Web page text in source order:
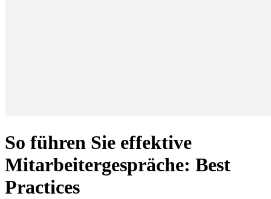
So führen Sie effektive
Mitarbeitergespräche: Best
Practices